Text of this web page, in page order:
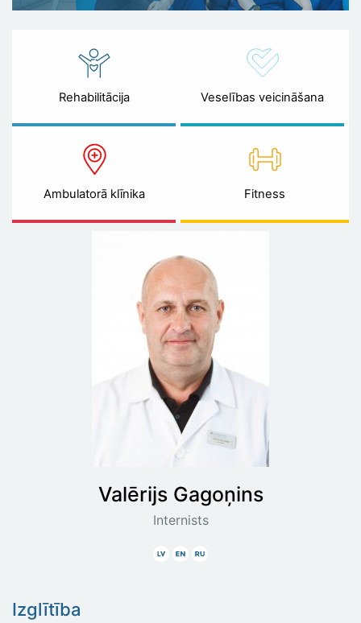
Rehabilitācija Veselības veicināšana
Ambulatorā klīnika Fitness
Valērijs Gagoņins
Internists
Latviski
AngliskiKrieviski
Izglītība